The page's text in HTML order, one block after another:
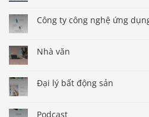
Công ty công nghệ ứng
Nhà văn
Đại lý bất động sản
Podcast